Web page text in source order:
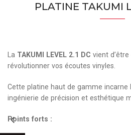
PLATINE TAKUMI
La TAKUMI LEVEL 2.1 DC vient
révolutionner vos écoutes vinyles.
Cette platine haut de gamme incarne
ingénierie de précision et esthétique
Points forts :